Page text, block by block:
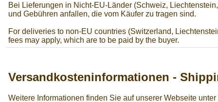
Bei Lieferungen in Nicht-EU-Länder (Schweiz,
und Gebühren anfallen, die vom Käufer zu tragen sind.
For deliveries to non-EU countries (Switzerland,
fees may apply, which are to be paid by the buyer.
Versandkosteninformationen -
Weitere Informationen finden Sie auf unserer Webseite unter